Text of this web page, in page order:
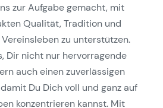
zur Aufgabe gemacht, mit
Qualität, Tradition und
zu unterstützen.
Dir nicht nur hervorragende
auch einen zuverlässigen
Du Dich voll und ganz auf
konzentrieren kannst. Mit